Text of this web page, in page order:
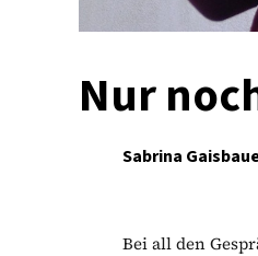
Nur
Sabrina
Bei all den